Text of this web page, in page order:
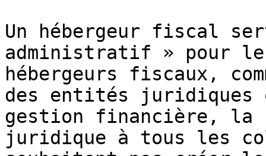
Un hébergeur fiscal
administratif » pour
hébergeurs fiscaux,
des entités
gestion financière, la
juridique à tous les